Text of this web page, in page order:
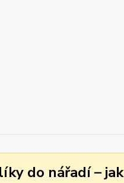
do nářadí –